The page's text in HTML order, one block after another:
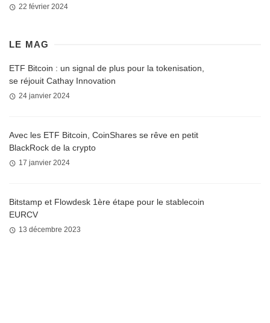
22 février 2024
LE MAG
ETF Bitcoin : un signal de plus pour la tokenisation,
se réjouit Cathay Innovation
24 janvier 2024
Avec les ETF Bitcoin, CoinShares se rêve en petit
BlackRock de la crypto
17 janvier 2024
Bitstamp et Flowdesk 1ère étape pour le stablecoin
EURCV
13 décembre 2023